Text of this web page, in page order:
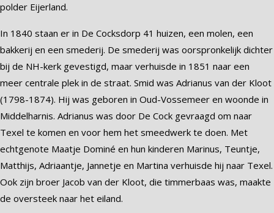
polder Eijerland.
In 1840 staan er in De Cocksdorp 41 huizen, een molen, een
bakkerij en een smederij. De smederij was oorspronkelijk dichter
bij de NH-kerk gevestigd, maar verhuisde in 1851 naar een
meer centrale plek in de straat. Smid was Adrianus van der Kloot
(1798-1874). Hij was geboren in Oud-Vossemeer en woonde in
Middelharnis. Adrianus was door De Cock gevraagd om naar
Texel te komen en voor hem het smeedwerk te doen. Met
echtgenote Maatje Dominé en hun kinderen Marinus, Teuntje,
Matthijs, Adriaantje, Jannetje en Martina verhuisde hij naar Texel.
Ook zijn broer Jacob van der Kloot, die timmerbaas was, maakte
de oversteek naar het eiland.